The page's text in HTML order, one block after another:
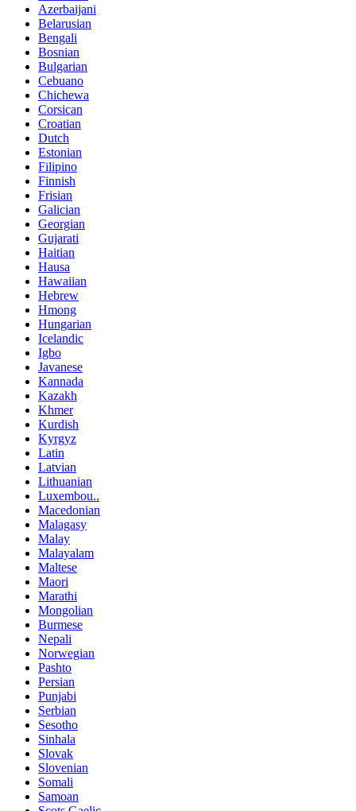
Azerbaijani
Belarusian
Bengali
Bosnian
Bulgarian
Cebuano
Chichewa
Corsican
Croatian
Dutch
Estonian
Filipino
Finnish
Frisian
Galician
Georgian
Gujarati
Haitian
Hausa
Hawaiian
Hebrew
Hmong
Hungarian
Icelandic
Igbo
Javanese
Kannada
Kazakh
Khmer
Kurdish
Kyrgyz
Latin
Latvian
Lithuanian
Luxembou..
Macedonian
Malagasy
Malay
Malayalam
Maltese
Maori
Marathi
Mongolian
Burmese
Nepali
Norwegian
Pashto
Persian
Punjabi
Serbian
Sesotho
Sinhala
Slovak
Slovenian
Somali
Samoan